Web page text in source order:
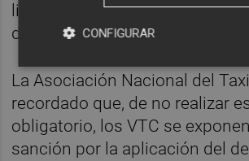
libremente determinado por el
durante la prestación del
La Asociación Nacional del
recordado que, de no realizar
obligatorio, los VTC se
sanción por la aplicación del
CONFIGURAR